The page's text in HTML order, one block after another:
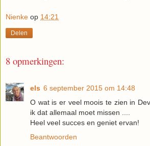
Nienke op 14:21
Delen
8 opmerkingen:
els 6 september 2015 om 14:48
O wat is er veel moois te zien in
ik dat allemaal moet missen ....
Heel veel succes en geniet ervan!
Beantwoorden